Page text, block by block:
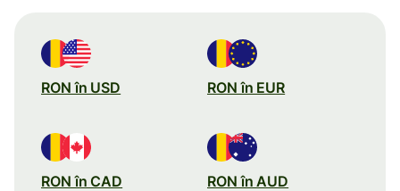
RON în USD RON în EUR
RON în CAD RON în AUD